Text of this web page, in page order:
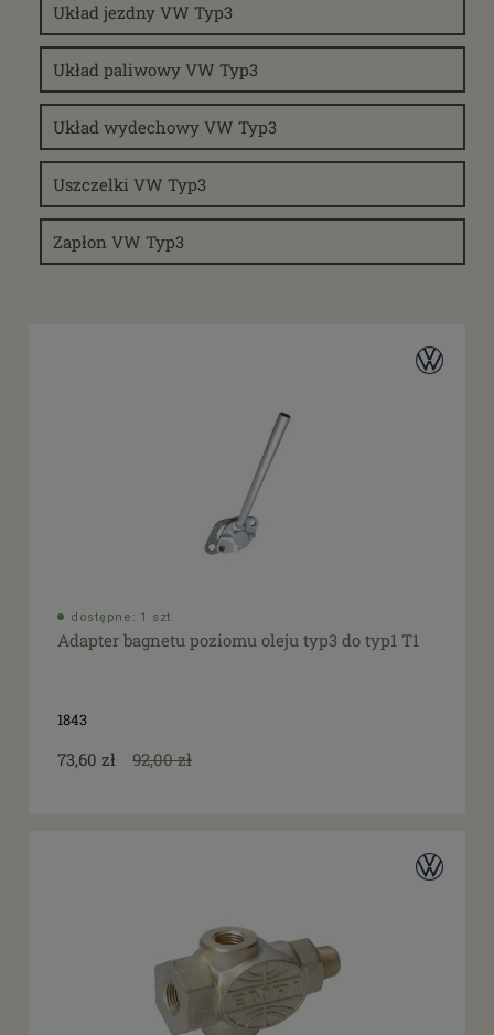
Układ jezdny VW Typ3
Układ paliwowy VW Typ3
Układ wydechowy VW Typ3
Uszczelki VW Typ3
Zapłon VW Typ3
dostępne: 1 szt.
Adapter bagnetu poziomu oleju typ3 do typ1 T1
1843
73,60 zł 92,00 zł